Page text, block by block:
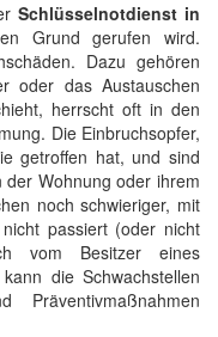
Schlüsselnotdienst in
Grund gerufen wird.
Dazu gehören
oder das Austauschen
herrscht oft in den
Die Einbruchsopfer,
getroffen hat, und sind
Wohnung oder ihrem
noch schwieriger, mit
passiert (oder nicht
vom Besitzer eines
die Schwachstellen